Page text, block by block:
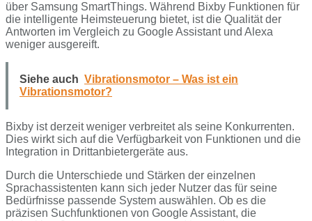
über Samsung SmartThings. Während Bixby Funktionen für
die intelligente Heimsteuerung bietet, ist die Qualität der
Antworten im Vergleich zu Google Assistant und Alexa
weniger ausgereift.
Siehe auch Vibrationsmotor – Was ist ein
Vibrationsmotor?
Bixby ist derzeit weniger verbreitet als seine Konkurrenten.
Dies wirkt sich auf die Verfügbarkeit von Funktionen und die
Integration in Drittanbietergeräte aus.
Durch die Unterschiede und Stärken der einzelnen
Sprachassistenten kann sich jeder Nutzer das für seine
Bedürfnisse passende System auswählen. Ob es die
präzisen Suchfunktionen von Google Assistant, die